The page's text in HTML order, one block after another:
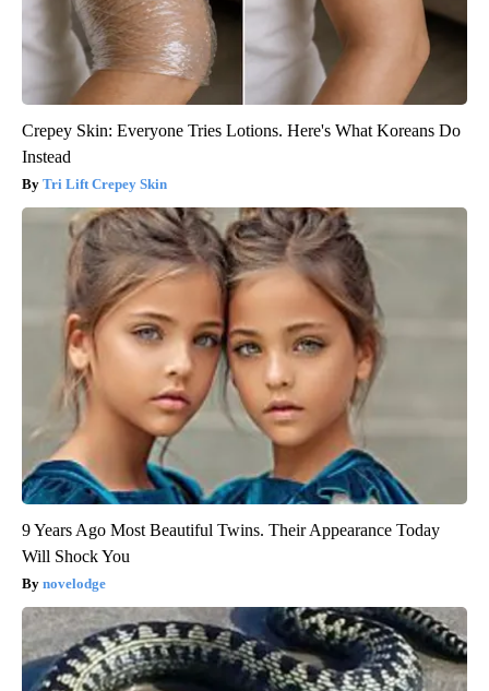
Crepey Skin: Everyone Tries Lotions. Here's What Koreans Do
Instead
Tri Lift Crepey Skin
9 Years Ago Most Beautiful Twins. Their Appearance Today
Will Shock You
novelodge